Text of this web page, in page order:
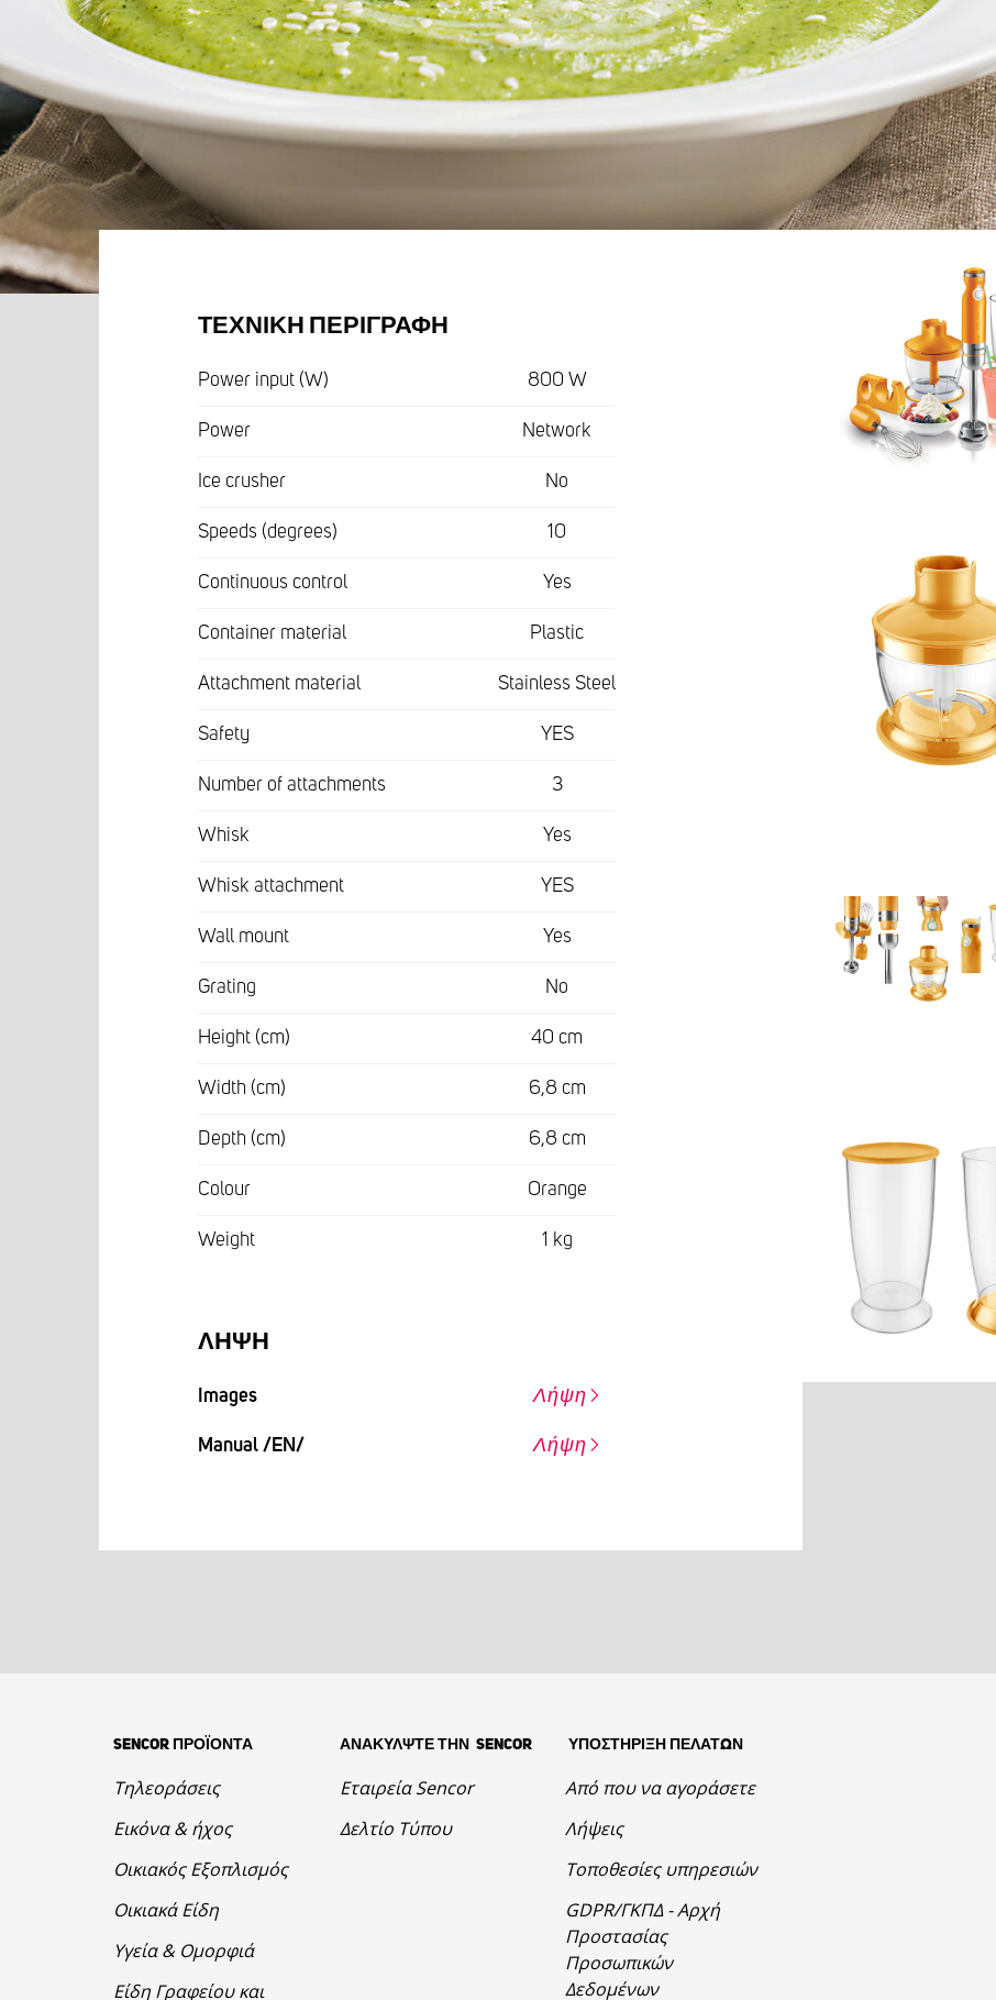
ΤΕΧΝΙΚΉ ΠΕΡΙΓΡΑΦΉ
Power input (W) 800 W
Power Network
Ice crusher No
Speeds (degrees) 10
Continuous control Yes
Container material Plastic
Attachment material Stainless Steel
Safety YES
Number of attachments 3
Whisk Yes
Whisk attachment YES
Wall mount Yes
Grating No
Height (cm) 40 cm
Width (cm) 6,8 cm
Depth (cm) 6,8 cm
Colour Orange
Weight 1 kg
ΛΉΨΗ
Images Λήψη
Manual /EN/ Λήψη
SENCOR ΠΡΟΪΟΝΤΑ
Τηλεοράσεις
Εικόνα & ήχος
Οικιακός Εξοπλισμός
Οικιακά Είδη
Υγεία & Ομορφιά
Είδη Γραφείου και
ΑΝΑΚΥΛΨΤΕ ΤΗΝ SENCOR
Εταιρεία Sencor
Δελτίο Τύπου
ΥΠΟΣΤΗΡΙΞΗ ΠΕΛΑΤΩΝ
Από που να αγοράσετε
Λήψεις
Τοποθεσίες υπηρεσιών
GDPR/ΓΚΠΔ - Αρχή
Προστασίας
Προσωπικών
Δεδομένων